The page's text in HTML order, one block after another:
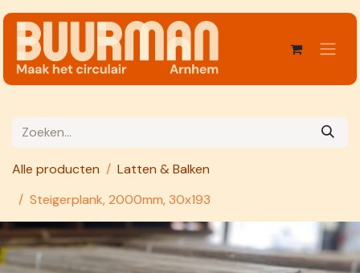
Alle producten
Latten & Balken
Steigerplank, 2000mm, 30x193